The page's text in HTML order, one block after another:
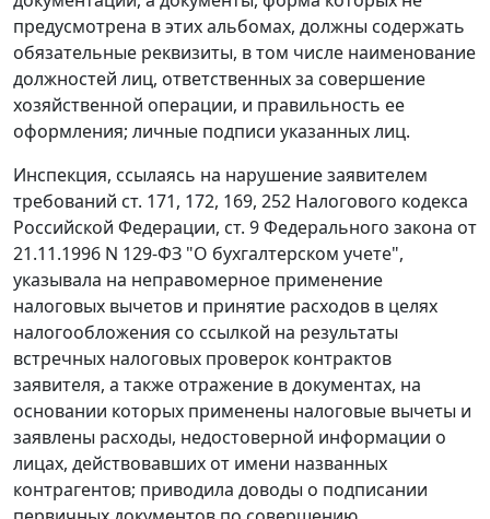
предусмотрена в этих альбомах, должны содержать
обязательные реквизиты, в том числе наименование
должностей лиц, ответственных за совершение
хозяйственной операции, и правильность ее
оформления; личные подписи указанных лиц.
Инспекция, ссылаясь на нарушение заявителем
требований ст. 171, 172, 169, 252 Налогового кодекса
Российской Федерации, ст. 9Федерального закона от
21.11.1996 N 129-ФЗ "О бухгалтерском учете",
указывала на неправомерное применение
налоговых вычетов и принятие расходов в целях
налогообложения со ссылкой на результаты
встречных налоговых проверок контрактов
заявителя, а также отражение в документах, на
основании которых применены налоговые вычеты и
заявлены расходы, недостоверной информации о
лицах, действовавших от имени названных
контрагентов; приводила доводы о подписании